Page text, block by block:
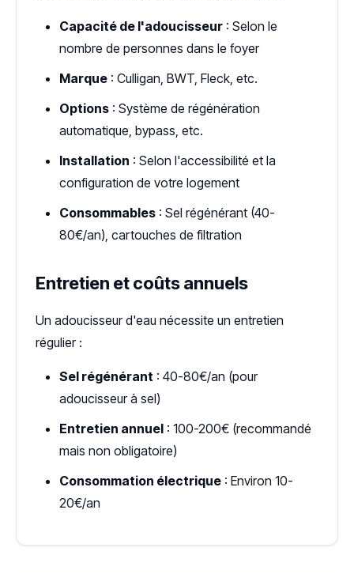
Capacité de l'adoucisseur : Selon le
nombre de personnes dans le foyer
Marque : Culligan, BWT, Fleck, etc.
Options : Système de régénération
automatique, bypass, etc.
Installation : Selon l'accessibilité et la
configuration de votre logement
Consommables : Sel régénérant (40-
80€/an), cartouches de filtration
Entretien et coûts annuels
Un adoucisseur d'eau nécessite un entretien
régulier :
Sel régénérant : 40-80€/an (pour
adoucisseur à sel)
Entretien annuel : 100-200€ (recommandé
mais non obligatoire)
Consommation électrique : Environ 10-
20€/an